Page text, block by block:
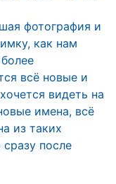
фотография и
как нам
всё новые и
видеть на
имена, всё
из таких
после